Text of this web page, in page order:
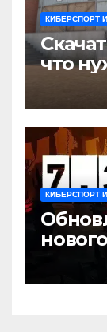
КИБЕРСПОРТ
что
КИБЕРСПОРТ